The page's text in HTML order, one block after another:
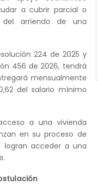
a cubrir parcial o
arriendo de una
224 de 2025 y
456 de 2026, tendrá
mensualmente
del salario mínimo
a una vivienda
en su proceso de
logran acceder a una